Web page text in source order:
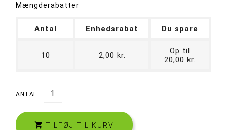
Mængderabatter
Antal Enhedsrabat Du spare
10 2,00 kr.
Op til
20,00 kr.
ANTAL :
 TILFØJ TIL KURV